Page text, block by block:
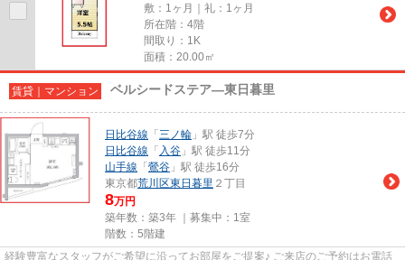
敷：1ヶ月｜礼：1ヶ月
所在階：4階
間取り：1K
面積：20.00㎡
賃貸｜マンション ベルシードステア―東日暮里
日比谷線 「 三ノ輪 」駅 徒歩7分
日比谷線 「 入谷 」駅 徒歩11分
山手線 「 鶯谷 」駅 徒歩16分
東京都荒川区東日暮里 ２丁目
8万円
築年数：築3年 ｜募集中： 1室
階数：5階建
経験豊富なスタッフがご希望に沿ってお部屋をご提案♪ ご来店のご予約はお電話